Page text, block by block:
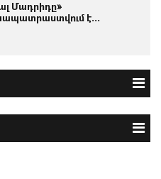
Մադրիդը»
է...